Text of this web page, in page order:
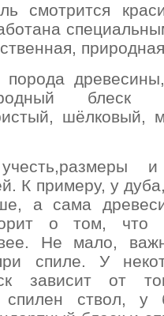
смотрится
порода
блеск
шёлковый,
и
К примеру, у
а сама
о том, что
Не мало,
спиле. У
зависит от
ствол, у